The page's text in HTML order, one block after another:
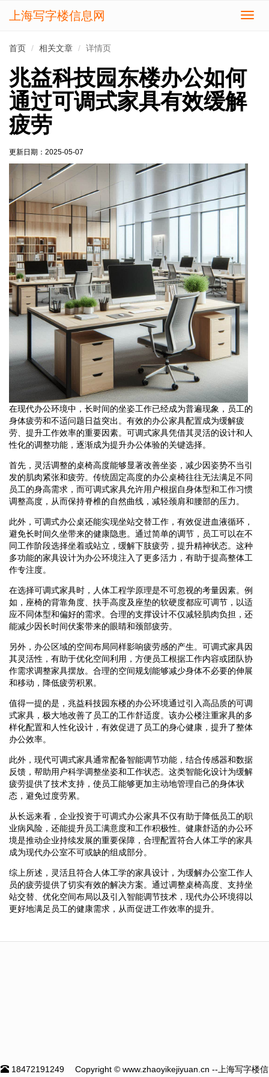
切
上海写字楼信息网
首页 相关文章 详情页
兆益科技园东楼办公如何
通过可调式家具有效缓解
疲劳
更新日期： 2025-05-07
在现代办公环境中，长时间的坐姿工作已经成为普遍现象，员工的
身体疲劳和不适问题日益突出。有效的办公家具配置成为缓解疲
劳、提升工作效率的重要因素。可调式家具凭借其灵活的设计和人
性化的调整功能，逐渐成为提升办公体验的关键选择。
首先，灵活调整的桌椅高度能够显著改善坐姿，减少因姿势不当引
发的肌肉紧张和疲劳。传统固定高度的办公桌椅往往无法满足不同
员工的身高需求，而可调式家具允许用户根据自身体型和工作习惯
调整高度，从而保持脊椎的自然曲线，减轻颈肩和腰部的压力。
此外，可调式办公桌还能实现坐站交替工作，有效促进血液循环，
避免长时间久坐带来的健康隐患。通过简单的调节，员工可以在不
同工作阶段选择坐着或站立，缓解下肢疲劳，提升精神状态。这种
多功能的家具设计为办公环境注入了更多活力，有助于提高整体工
作专注度。
在选择可调式家具时，人体工程学原理是不可忽视的考量因素。例
如，座椅的背靠角度、扶手高度及座垫的软硬度都应可调节，以适
应不同体型和偏好的需求。合理的支撑设计不仅减轻肌肉负担，还
能减少因长时间伏案带来的眼睛和颈部疲劳。
另外，办公区域的空间布局同样影响疲劳感的产生。可调式家具因
其灵活性，有助于优化空间利用，方便员工根据工作内容或团队协
作需求调整家具摆放。合理的空间规划能够减少身体不必要的伸展
和移动，降低疲劳积累。
值得一提的是，兆益科技园东楼的办公环境通过引入高品质的可调
式家具，极大地改善了员工的工作舒适度。该办公楼注重家具的多
样化配置和人性化设计，有效促进了员工的身心健康，提升了整体
办公效率。
此外，现代可调式家具通常配备智能调节功能，结合传感器和数据
反馈，帮助用户科学调整坐姿和工作状态。这类智能化设计为缓解
疲劳提供了技术支持，使员工能够更加主动地管理自己的身体状
态，避免过度劳累。
从长远来看，企业投资于可调式办公家具不仅有助于降低员工的职
业病风险，还能提升员工满意度和工作积极性。健康舒适的办公环
境是推动企业持续发展的重要保障，合理配置符合人体工学的家具
成为现代办公室不可或缺的组成部分。
综上所述，灵活且符合人体工学的家具设计，为缓解办公室工作人
员的疲劳提供了切实有效的解决方案。通过调整桌椅高度、支持坐
站交替、优化空间布局以及引入智能调节技术，现代办公环境得以
更好地满足员工的健康需求，从而促进工作效率的提升。
18472191249
Copyright © www.zhaoyikejiyuan.cn --上海写字楼信